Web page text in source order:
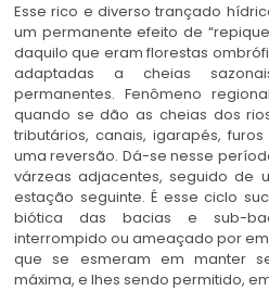
Esse rico e diverso trançado
um permanente efeito de
daquilo que eram florestas
adaptadas a cheias
permanentes. Fenômeno
quando se dão as cheias dos
tributários, canais, igarapés,
uma reversão. Dá-se nesse
várzeas adjacentes, seguido de
estação seguinte. É esse ciclo
biótica das bacias e sub-
interrompido ou ameaçado por
que se esmeram em manter
máxima, e lhes sendo permitido,